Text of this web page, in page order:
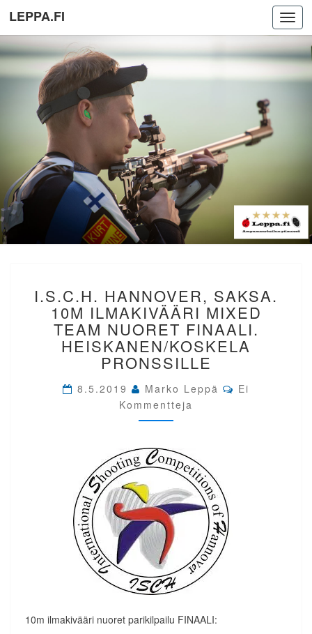
LEPPA.FI
HANNOVER,
SAKSA.
10M
ILMAKIVÄÄRI
MIXED
TEAM
FINAALI.
HEISKANEN/KOSKELA
PRONSSILLE
I.S.C.H. HANNOVER, SAKSA.
10M ILMAKIVÄÄRI MIXED
TEAM NUORET FINAALI.
HEISKANEN/KOSKELA
PRONSSILLE
8.5.2019 Marko Leppä Comments
Ei
Kommentteja
10m ilmakivääri nuoret parikilpailu FINAALI: